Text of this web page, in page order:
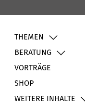
THEMEN
BERATUNG
VORTRÄGE
SHOP
WEITERE INHALTE